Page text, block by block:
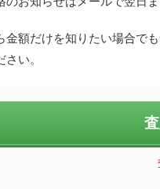
金額だけを知りたい場合で
い。